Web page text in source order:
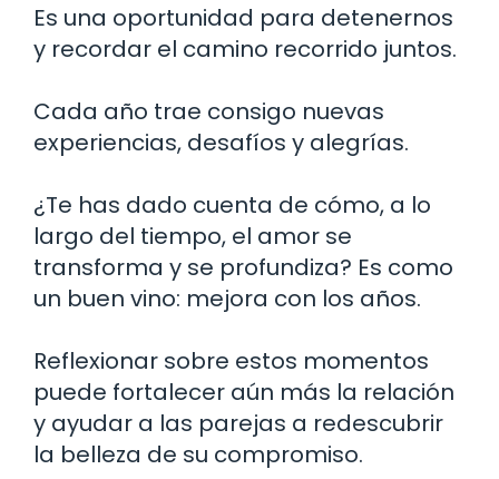
Es una oportunidad para detenernos
y recordar el camino recorrido juntos.
Cada año trae consigo nuevas
experiencias, desafíos y alegrías.
¿Te has dado cuenta de cómo, a lo
largo del tiempo, el amor se
transforma y se profundiza? Es como
un buen vino: mejora con los años.
Reflexionar sobre estos momentos
puede fortalecer aún más la relación
y ayudar a las parejas a redescubrir
la belleza de su compromiso.